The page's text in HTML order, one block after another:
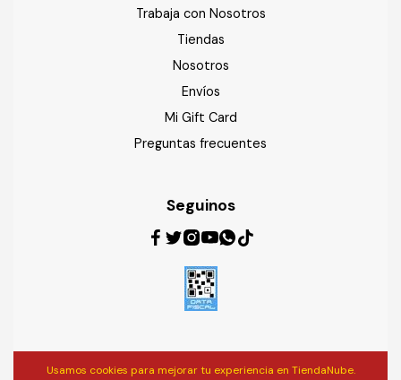
Trabaja con Nosotros
Tiendas
Nosotros
Envíos
Mi Gift Card
Preguntas frecuentes
Seguinos
Usamos cookies para mejorar tu experiencia en TiendaNube.